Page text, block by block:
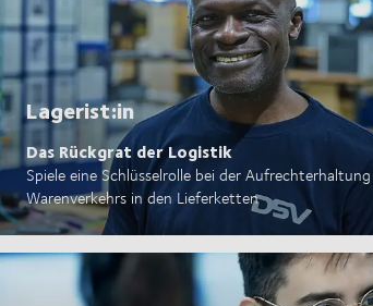
Lagerist:in
Das Rückgrat der Logistik
Spiele eine Schlüsselrolle bei der
Warenverkehrs in den Lieferketten